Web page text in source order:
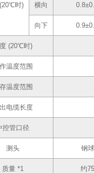
时) 横向
向下
(20℃时)
温度范围
温度范围
电缆长度
控管口径
测头 钢
质量 *1 约